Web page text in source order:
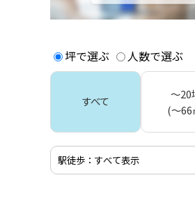
坪で選ぶ 人数で選ぶ
すべて
～20
(～66